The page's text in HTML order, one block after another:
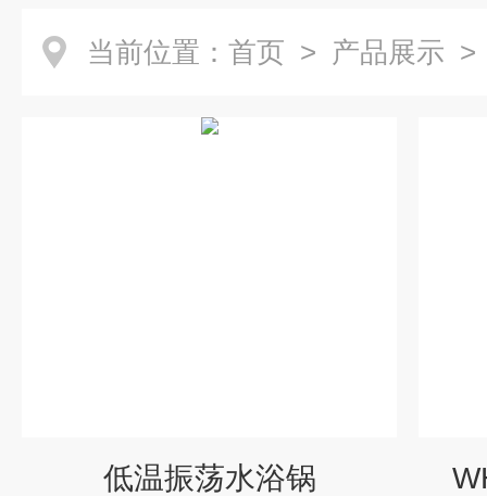
当前位置： 首页 > 产品展示
低温振荡水浴锅